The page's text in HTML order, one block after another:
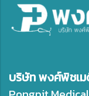
บริษัท พงศ์พิชเ